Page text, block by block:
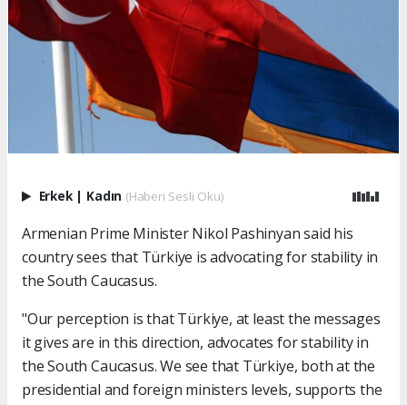
Erkek | Kadın (Haberi Sesli Oku)
Armenian Prime Minister Nikol Pashinyan said his
country sees that Türkiye is advocating for stability in
the South Caucasus.
"Our perception is that Türkiye, at least the messages
it gives are in this direction, advocates for stability in
the South Caucasus. We see that Türkiye, both at the
presidential and foreign ministers levels, supports the